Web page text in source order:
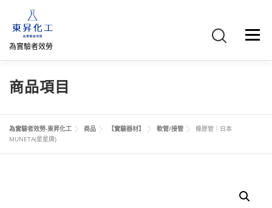
為實驗者效勞
選單
首頁 關於我們
網路商店 直購專區 詢價車、購物車/會員
商品項目
為實驗者效勞-東昇化工 商品 【實驗器材】 軟管/接管
橡膠管｜日本
MUNETA(星星牌)